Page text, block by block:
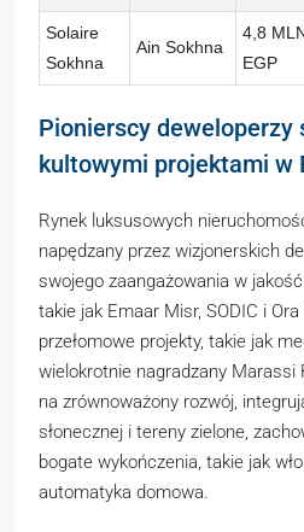
Solaire
Sokhna
Ain Sokhna
4,8
EGP
Pionierscy deweloperzy
kultowymi projektami w
Rynek luksusowych
napędzany przez wizjonerskich
swojego zaangażowania w
takie jak Emaar Misr, SODIC i
przełomowe projekty, takie jak
wielokrotnie nagradzany
na zrównoważony rozwój,
słonecznej i tereny zielone,
bogate wykończenia, takie jak
automatyka domowa.